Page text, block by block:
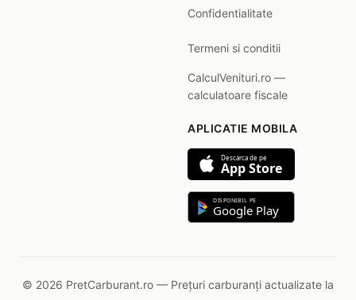
Confidentialitate
Termeni si conditii
CalculVenituri.ro —
calculatoare fiscale
APLICATIE MOBILA
Descarca de pe
App Store
DISPONIBIL PE
Google Play
© 2026 PretCarburant.ro — Prețuri carburanți actualizate la